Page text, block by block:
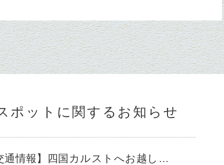
ポットに関するお知らせ
通情報】四国カルストへお越し…